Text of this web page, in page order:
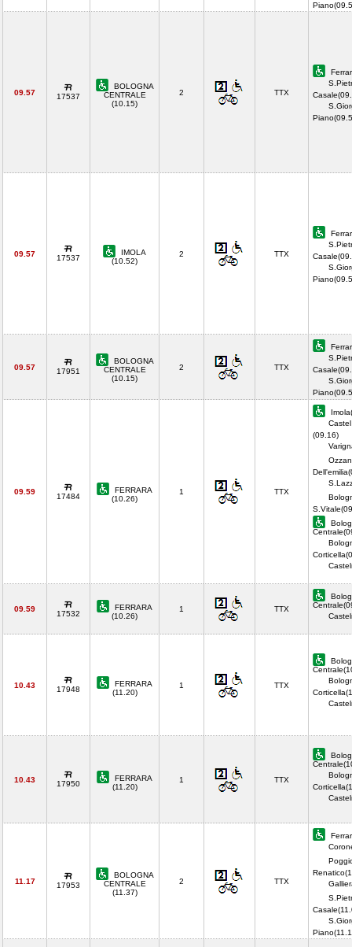
09.57 17537
BOLOGNA
CENTRALE
(10.15)
2 TTX
09.57 17537
IMOLA
(10.52)
2 TTX
09.57 17951
BOLOGNA
CENTRALE
(10.15)
2 TTX
09.59
17484
FERRARA
(10.26)
1 TTX
(09.16)
09.59
17532
FERRARA
(10.26)
1 TTX
10.43 17948
FERRARA
(11.20)
1 TTX
10.43 17950
FERRARA
(11.20)
1 TTX
11.17 17953
BOLOGNA
CENTRALE
(11.37)
2 TTX